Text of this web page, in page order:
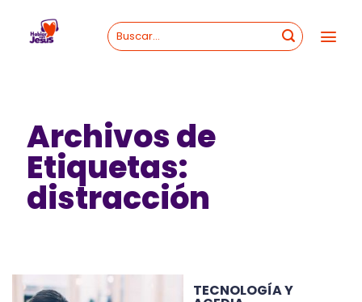
content
Archivos de
Etiquetas:
distracción
TECNOLOGÍA Y